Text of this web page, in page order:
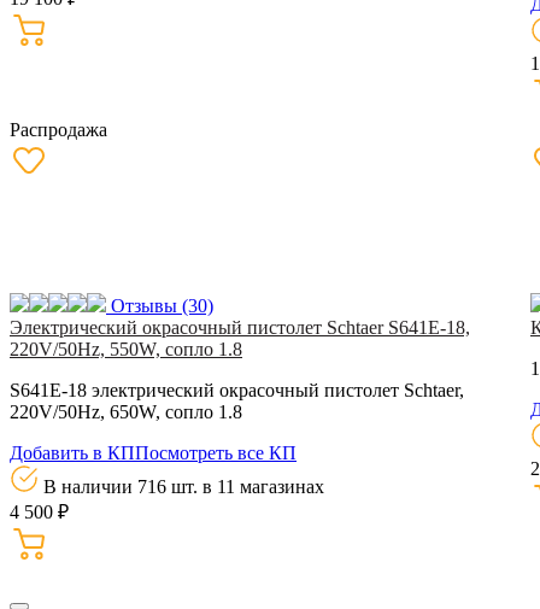
Распродажа
Отзывы (30)
Электрический окрасочный пистолет Schtaer S641E-18,
220V/50Hz, 550W, сопло 1.8
S641E-18 электрический окрасочный пистолет Schtaer,
220V/50Hz, 650W, сопло 1.8
Добавить в КППосмотреть все КП
В наличии 716 шт. в 11 магазинах
4 500 ₽